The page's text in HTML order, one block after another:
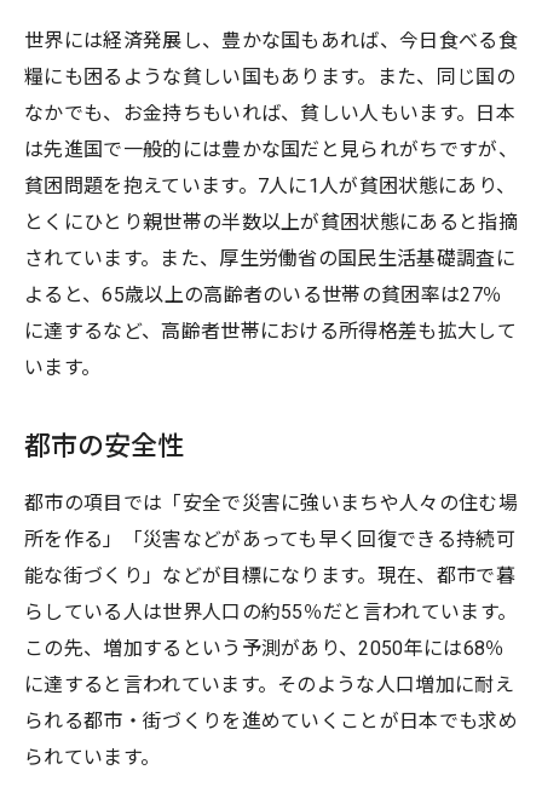
世界には経済発展し、豊かな国もあれば、今日食べる食
糧にも困るような貧しい国もあります。また、同じ国の
なかでも、お金持ちもいれば、貧しい人もいます。日本
は先進国で一般的には豊かな国だと見られがちですが、
貧困問題を抱えています。7人に1人が貧困状態にあり、
とくにひとり親世帯の半数以上が貧困状態にあると指摘
されています。また、厚生労働省の国民生活基礎調査に
よると、65歳以上の高齢者のいる世帯の貧困率は27％
に達するなど、高齢者世帯における所得格差も拡大して
います。
都市の安全性
都市の項目では「安全で災害に強いまちや人々の住む場
所を作る」「災害などがあっても早く回復できる持続可
能な街づくり」などが目標になります。現在、都市で暮
らしている人は世界人口の約55％だと言われています。
この先、増加するという予測があり、2050年には68％
に達すると言われています。そのような人口増加に耐え
られる都市・街づくりを進めていくことが日本でも求め
られています。